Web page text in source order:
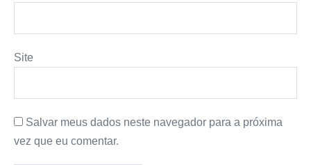
Site
Salvar meus dados neste navegador para a próxima
vez que eu comentar.